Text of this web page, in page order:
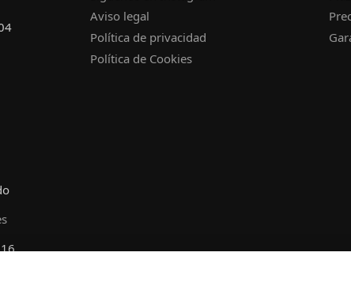
Aviso legal
Política de privacidad
Política de Cookies